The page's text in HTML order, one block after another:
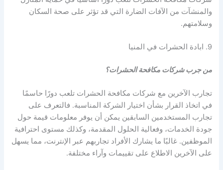
والمنشآت من الآفات الضارة التي قد تؤثر على صحة السكان
وسلامتهم.
9. ابادة الحشرات في المنيا
من جرب شركات مكافحة الحشرات؟
تجارب الآخرين مع شركات مكافحة الحشرات تلعب دورًا حاسمًا
في اتخاذ القرار بشأن اختيار الشركة المناسبة. فالتعرف على
تجارب المستخدمين السابقين يمكن أن يوفر معلومات قيمة حول
جودة الخدمات، وفعالية الحلول المقدمة، وكذلك مستوى احترافية
الموظفين. غالبًا ما يشارك الأفراد تجاربهم عبر الإنترنت، مما يسهل
على الآخرين الاطلاع على تقييمات وآراء مختلفة.